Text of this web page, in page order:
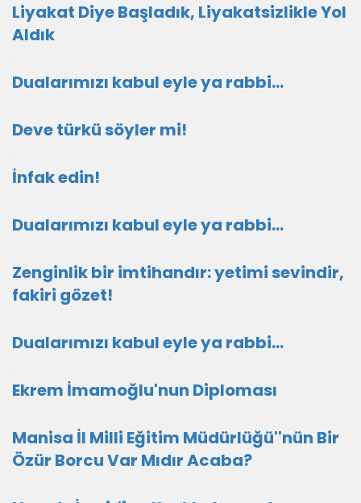
Liyakat Diye Başladık, Liyakatsizlikle Yol
Aldık
Dualarımızı kabul eyle ya rabbi...
Deve türkü söyler mi!
İnfak edin!
Dualarımızı kabul eyle ya rabbi...
Zenginlik bir imtihandır: yetimi sevindir,
fakiri gözet!
Dualarımızı kabul eyle ya rabbi...
Ekrem İmamoğlu'nun Diploması
Manisa İl Milli Eğitim Müdürlüğü''nün Bir
Özür Borcu Var Mıdır Acaba?